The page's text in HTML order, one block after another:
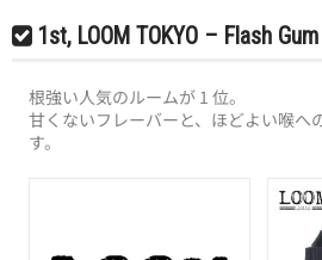
お問い合わせ
卸販売
1st, LOOM TOKYO – Flash Gum
根強い人気のルームが 1 位。
甘くないフレーバーと、ほどよい喉へ
す。